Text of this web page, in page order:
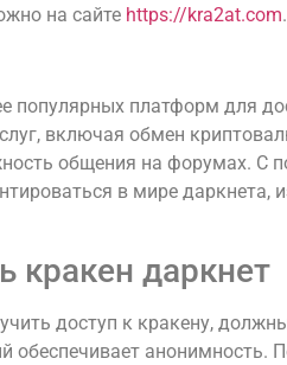
на сайте https://kra2at.com.
популярных платформ для
включая обмен
общения на форумах. С
в мире даркнета,
кракен даркнет
доступ к кракену,
обеспечивает анонимность.